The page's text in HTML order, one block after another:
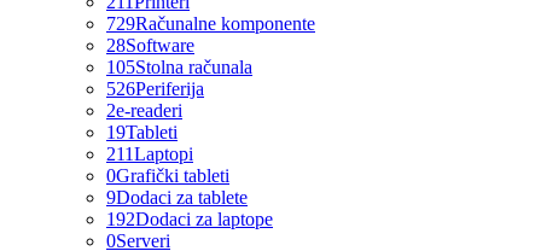
729Računalne komponente
28Software
105Stolna računala
526Periferija
2e-readeri
19Tableti
211Laptopi
0Grafički tableti
9Dodaci za tablete
192Dodaci za laptope
0Serveri